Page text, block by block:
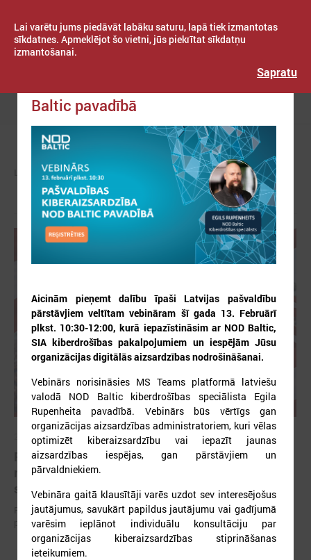
Lai varētu jums piedāvāt labāku saturu, lapā tiek izmantotas
sīkdatnes. Apmeklējot šo vietni, jūs piekrītat sīkdatņu
izmantošanai.
Sapratu
Izvēlne
ZIŅAS PAŠVALDĪBĀS
2026. gada 12. jūnijs
Publicēta konferences “Tautas sapulcei – 36”
rezolūcija par vietējās pārstāvniecības
stiprināšanu Latvijā
Publicēta konferences “Tautas sapulcei – 36” rezolūcija par vietējās
pārstāvniecības stiprināšanu Latvijā
Baltic pavadībā
Aicinām pieņemt dalību īpaši Latvijas pašvaldību
pārstāvjiem veltītam vebināram šī gada 13. Februārī
plkst. 10:30-12:00, kurā iepazīstināsim ar NOD Baltic,
SIA kiberdrošības pakalpojumiem un iespējām Jūsu
organizācijas digitālās aizsardzības nodrošināšanai.
Vebinārs norisināsies MS Teams platformā latviešu
valodā NOD Baltic kiberdrošības speciālista Egila
Rupenheita pavadībā. Vebinārs būs vērtīgs gan
organizācijas aizsardzības administratoriem, kuri vēlas
optimizēt kiberaizsardzību vai iepazīt jaunas
aizsardzības iespējas, gan pārstāvjiem un
pārvaldniekiem.
Vebināra gaitā klausītāji varēs uzdot sev interesējošus
jautājumus, savukārt papildus jautājumu vai gadījumā
varēsim ieplānot individuālu konsultāciju par
organizācijas kiberaizsardzības stiprināšanas
ieteikumiem.